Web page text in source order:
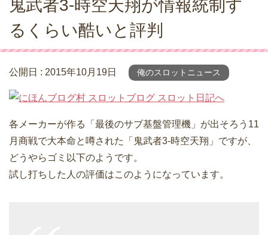
鬼武者3-時空天翔が情報統制す
るくらい酷いと評判
公開日 : 2015年10月19日 俺のスロットニュース
各メーカーが作る「最後のサブ基盤管理機」が出そろう11
月商戦で大本命と噂された「鬼武者3-時空天翔」ですが、
どうやらゴミ以下のようです。
試し打ちした人の評価はこのようになっています。